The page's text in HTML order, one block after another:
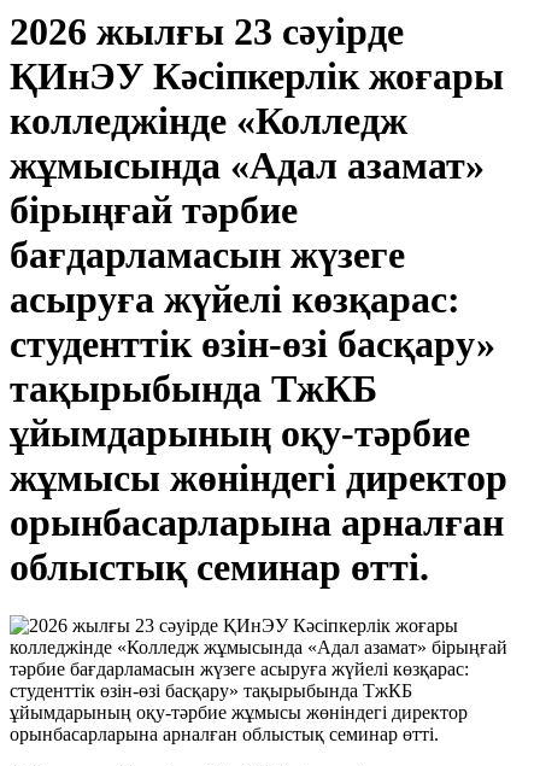
2026 жылғы 23 сәуірде
ҚИнЭУ Кәсіпкерлік жоғары
колледжінде «Колледж
жұмысында «Адал азамат»
бірыңғай тәрбие
бағдарламасын жүзеге
асыруға жүйелі көзқарас:
студенттік өзін-өзі басқару»
тақырыбында ТжКБ
ұйымдарының оқу-тәрбие
жұмысы жөніндегі директор
орынбасарларына арналған
облыстық семинар өтті.